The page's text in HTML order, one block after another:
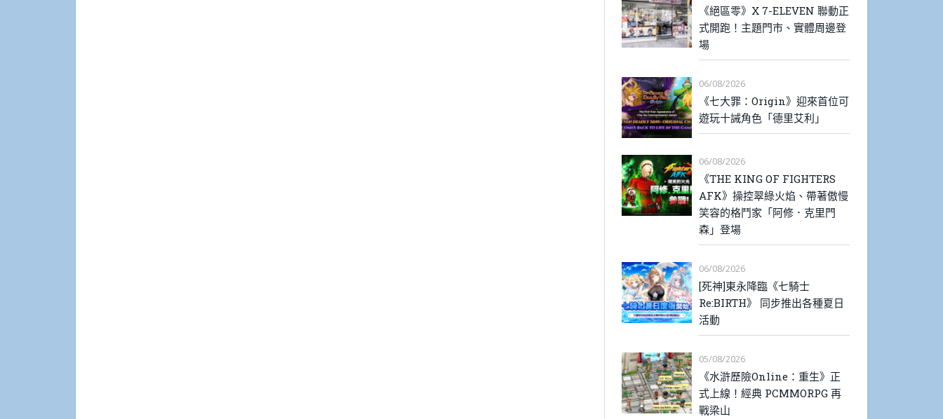
《絕區零》X 7-ELEVEN 聯動正
式開跑！主題門市、實體周邊登
場
06/08/2026
《七大罪：Origin》迎來首位可
遊玩十誡角色「德里艾利」
06/08/2026
《THE KING OF FIGHTERS
AFK》操控翠綠火焰、帶著傲慢
笑容的格鬥家「阿修．克里門
森」登場
06/08/2026
[死神]東永降臨《七騎士
Re:BIRTH》 同步推出各種夏日
活動
05/08/2026
《水滸歷險Online：重生》正
式上線！經典 PCMMORPG 再
戰梁山